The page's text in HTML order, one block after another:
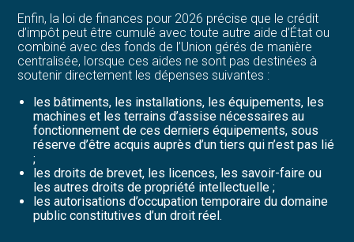
Enfin, la loi de finances pour 2026 précise que le crédit
d’impôt peut être cumulé avec toute autre aide d’État ou
combiné avec des fonds de l’Union gérés de manière
centralisée, lorsque ces aides ne sont pas destinées à
soutenir directement les dépenses suivantes :
les bâtiments, les installations, les équipements, les
machines et les terrains d’assise nécessaires au
fonctionnement de ces derniers équipements, sous
réserve d’être acquis auprès d’un tiers qui n’est pas lié
;
les droits de brevet, les licences, les savoir-faire ou
les autres droits de propriété intellectuelle ;
les autorisations d’occupation temporaire du domaine
public constitutives d’un droit réel.